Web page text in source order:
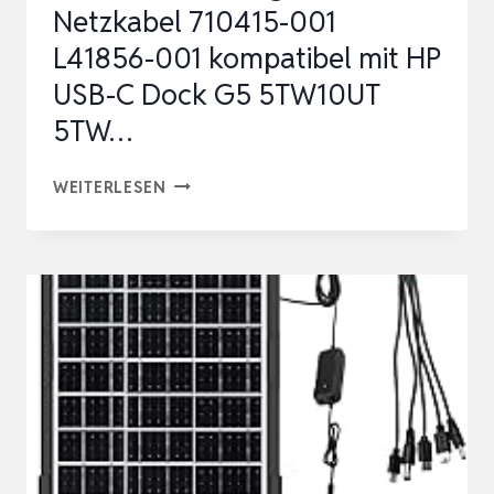
INTE…
Netzkabel 710415-001
L41856-001 kompatibel mit HP
USB-C Dock G5 5TW10UT
5TW…
WEITERLESEN 120W
NETZKABEL
710415-
001
L41856-
001
KOMPATIBEL
MIT